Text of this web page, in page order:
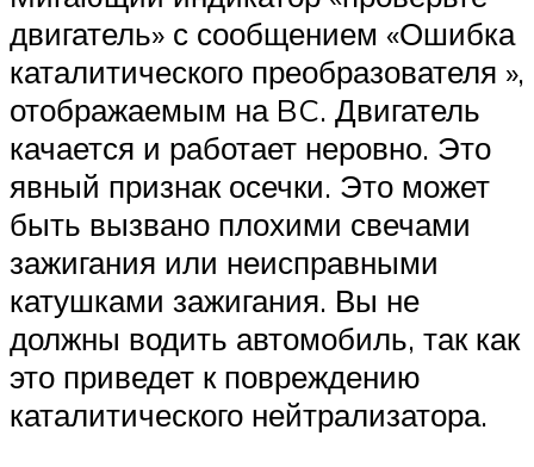
двигатель» с сообщением «Ошибка
каталитического преобразователя »,
отображаемым на BC. Двигатель
качается и работает неровно. Это
явный признак осечки. Это может
быть вызвано плохими свечами
зажигания или неисправными
катушками зажигания. Вы не
должны водить автомобиль, так как
это приведет к повреждению
каталитического нейтрализатора.